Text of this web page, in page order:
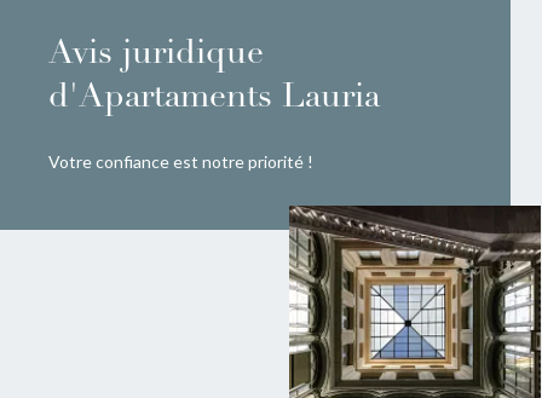
Avis juridique
d'Apartaments Lauria
Votre confiance est notre priorité !